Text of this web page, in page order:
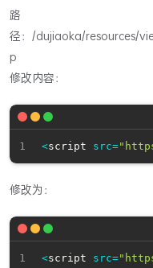
路
径：/dujiaoka/resources/
p
修改内容：
<script src=
修改为：
<script src=